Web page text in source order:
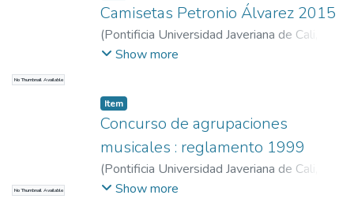
No Thumbnail Available
Camisetas Petronio Álvarez 2015
(Pontificia Universidad Javeriana de Cali
2015)Cali. Alcaldía. Secretaría de Cultura y
Show more
No Thumbnail Available
Item
Concurso de agrupaciones
musicales : reglamento 1999
(Pontificia Universidad Javeriana de Cali
2015)Cali. Alcaldía. Secretaría de Cultura y
Show more